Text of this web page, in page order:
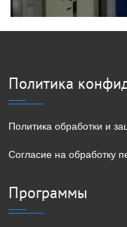
Политика
Политика обработки и
Согласие на обработку
Программы